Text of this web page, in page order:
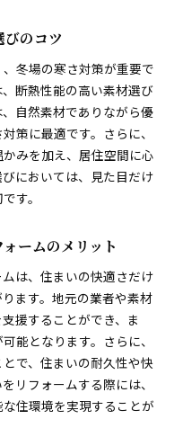
ある質問とその解決
許可について
注意点
について
業者選び
りプラン
作り
変更の技
の利点
スをとる
見越した設計
性を確保する
のコツ
冬場の寒さ対策が重要で
断熱性能の高い素材選び
自然素材でありながら優
策に最適です。さらに、
みを加え、居住空間に心
においては、見た目だけ
す。
ームのメリット
は、住まいの快適さだけ
ます。地元の業者や素材
援することができ、ま
能となります。さらに、
で、住まいの耐久性や快
リフォームする際には、
住環境を実現することが